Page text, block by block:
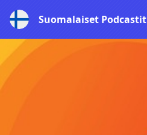
Suomalaiset Podcastit